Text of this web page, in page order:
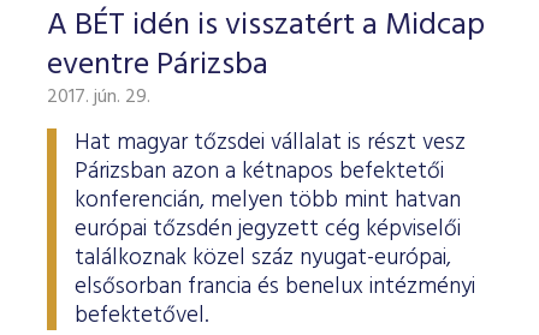
A BÉT idén is visszatért a Midcap
eventre Párizsba
2017. jún. 29.
Hat magyar tőzsdei vállalat is részt vesz
Párizsban azon a kétnapos befektetői
konferencián, melyen több mint hatvan
európai tőzsdén jegyzett cég képviselői
találkoznak közel száz nyugat-európai,
elsősorban francia és benelux intézményi
befektetővel.